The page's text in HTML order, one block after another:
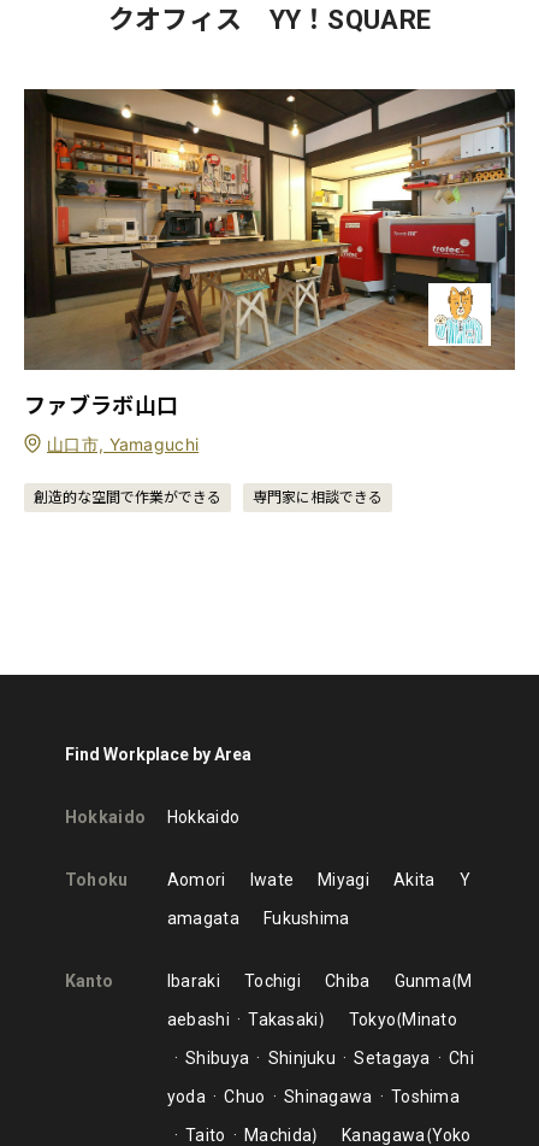
クオフィス YY！SQUARE
ファブラボ山口
山口市, Yamaguchi
創造的な空間で作業ができる 専門家に相談できる
Find Workplace by Area
Hokkaido Hokkaido
Tohoku Aomori Iwate Miyagi Akita
Y
amagata
Fukushima
Kanto Ibaraki Tochigi Chiba Gunma M
aebashi
Takasaki Tokyo Minato
Shibuya
Shinjuku Setagaya
Chi
yoda
Chuo Shinagawa
Toshima
Taito
Machida Kanagawa Yoko